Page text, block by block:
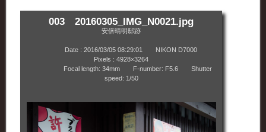
003 20160305_IMG_N0021.jpg
安倍晴明邸跡
Date : 2016/03/05 08:29:01 NIKON D7000
Pixels : 4928×3264
Focal length: 34mm F-number: F5.6 Shutter
speed: 1/50